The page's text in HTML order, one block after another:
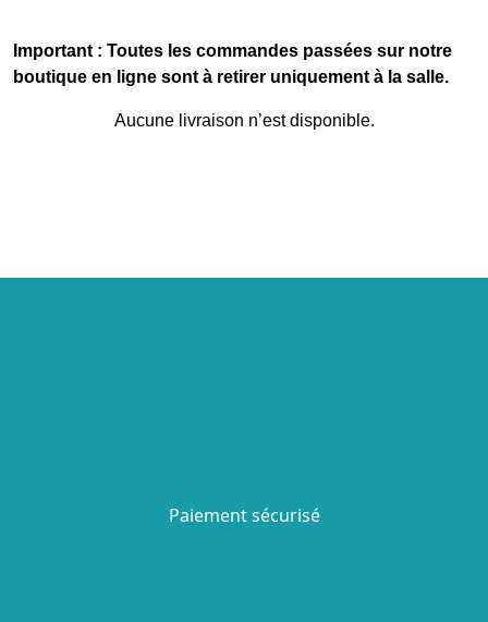
Important : Toutes les commandes passées sur notre
boutique en ligne sont à retirer uniquement à la salle.
Aucune livraison n’est disponible.
Paiement sécurisé